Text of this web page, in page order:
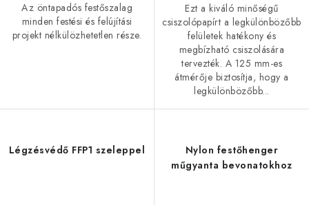
Az öntapadós festőszalag
minden festési és felújítási
projekt nélkülözhetetlen része.
Ezt a kiváló minőségű
csiszolópapírt a legkülönbözőbb
felületek hatékony és
megbízható csiszolására
tervezték. A 125 mm-es
átmérője biztosítja, hogy a
legkülönbözőbb...
Légzésvédő FFP1 szeleppel
Nylon festőhenger
műgyanta bevonatokhoz